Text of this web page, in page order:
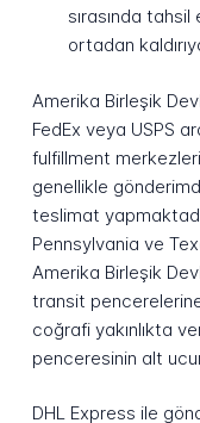
sırasında
ortadan
Amerika Birleşik
FedEx veya USPS
fulfillment
genellikle
teslimat
Pennsylvania ve
Amerika Birleşik
transit
coğrafi yakınlıkta
penceresinin alt
DHL Express ile